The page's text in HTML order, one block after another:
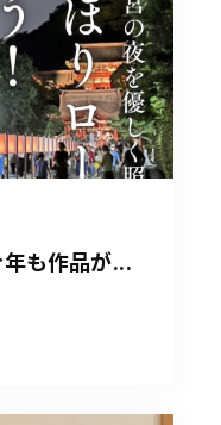
年も作品が...